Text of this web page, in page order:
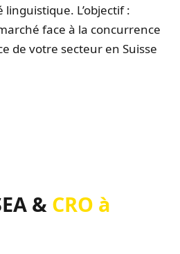
L’objectif :
face à la concurrence
de votre secteur en Suisse
& CRO à